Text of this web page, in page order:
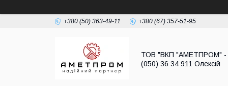
+380 (50) 363-49-11 +380 (67) 357-51-95
ТОВ "ВКП "АМЕТПРОМ" -
(050) 36 34 911 Олексій